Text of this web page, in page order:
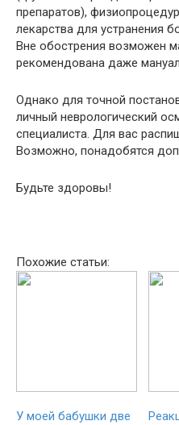
препаратов),
лекарства для устранения
Вне обострения возможен
рекомендована даже
Однако для точной
личный неврологический
специалиста. Для вас
Возможно, понадобятся
Будьте здоровы!
Похожие статьи:
У моей бабушки две